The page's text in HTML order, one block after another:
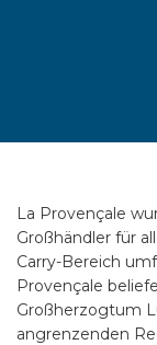
La Provençale
Großhändler für
Carry-Bereich
Provençale
Großherzogtum
angrenzenden